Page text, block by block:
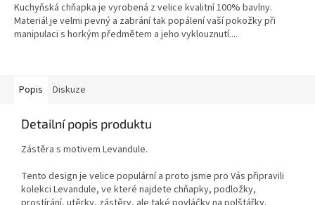
Kuchyňská chňapka je vyrobená z velice kvalitní 100% bavlny.
Materiál je velmi pevný a zabrání tak popálení vaší pokožky při
manipulaci s horkým předmětem a jeho vyklouznutí....
Popis Diskuze
Detailní popis produktu
Zástěra s motivem Levandule.
Tento design je velice populární a proto jsme pro Vás připravili
kolekci Levandule, ve které najdete chňapky, podložky,